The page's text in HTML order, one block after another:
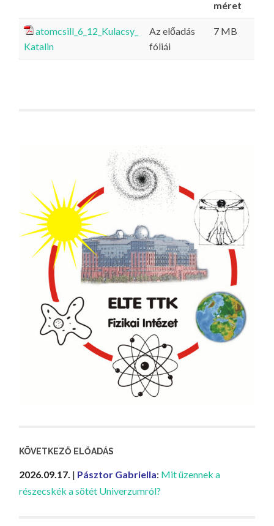
méret
atomcsill_6_12_Kulacsy_
Katalin
Az előadás
fóliái
7 MB
KÖVETKEZŐ ELŐADÁS
2026.09.17. | Pásztor Gabriella: Mit üzennek a
részecskék a sötét Univerzumról?